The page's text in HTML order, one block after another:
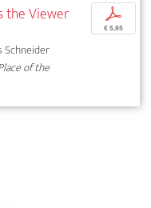
the Viewer
Schneider
of the
p
€ 5,95